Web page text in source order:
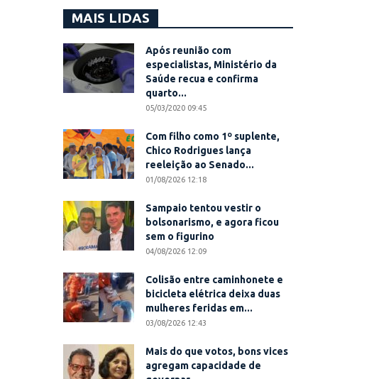
MAIS LIDAS
Após reunião com
especialistas, Ministério da
Saúde recua e confirma
quarto...
05/03/2020 09:45
Com filho como 1º suplente,
Chico Rodrigues lança
reeleição ao Senado...
01/08/2026 12:18
Sampaio tentou vestir o
bolsonarismo, e agora ficou
sem o figurino
04/08/2026 12:09
Colisão entre caminhonete e
bicicleta elétrica deixa duas
mulheres feridas em...
03/08/2026 12:43
Mais do que votos, bons vices
agregam capacidade de